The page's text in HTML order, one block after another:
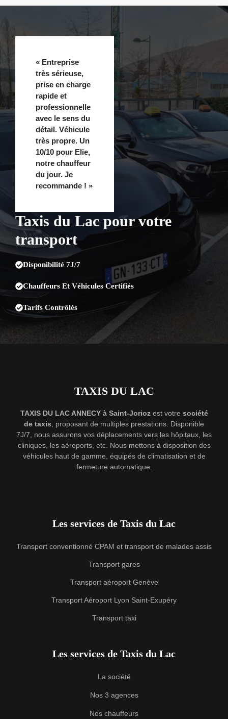
Taxis du Lac pour votre
transport
Disponibilité 7J/7
Chauffeurs Et Véhicules Certifiés
Tarifs Contrôlés
« Entreprise
très sérieuse,
prise en charge
rapide et
professionnelle
avec le sens du
détail. Véhicule
très propre. Un
10/10 pour Elie,
notre chauffeur
du jour. Je
recommande ! »
TAXIS DU LAC
TAXIS DU LAC ANNECY à Saint-Joriozest votre société
de taxis, proposant de multiples prestations. Disponible
7J/7, nous assurons vos déplacements vers les hôpitaux, les
cliniques, les aéroports, etc. Nous mettons à disposition des
véhicules haut de gamme, équipés de climatisation et de
fermeture automatique.
Les services de Taxis du Lac
Transport conventionné CPAM et transport de malades assis
Transport gares
Transport aéroport Genève
Transport Aéroport Lyon Saint-Exupéry
Transport taxi
Les services de Taxis du Lac
La société
Nos 3 agences
Nos chauffeurs